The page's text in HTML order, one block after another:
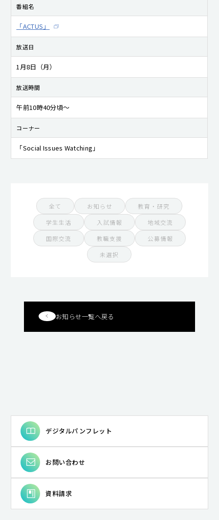
番組名
「ACTUS」
放送日
1月8日（月）
放送時間
午前10時40分頃〜
コーナー
「Social Issues Watching」
全て お知らせ
教育・研究
学生生活
入試情報
地域交流
国際交流
教職支援
公募情報
未選択
お知らせ一覧へ戻る
デジタルパンフレット
お問い合わせ
資料請求